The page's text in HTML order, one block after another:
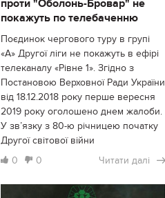
проти "Оболонь-Бровар" не
покажуть по телебаченню
Поєдинок чергового туру в групі
«А» Другої ліги не покажуть в ефірі
телеканалу «Рівне 1». Згідно з
Постановою Верховної Ради України
від 18.12.2018 року перше вересня
2019 року оголошено днем жалоби.
У зв’язку з 80-ю річницею початку
Другої світової війни
0
0 Читати далі